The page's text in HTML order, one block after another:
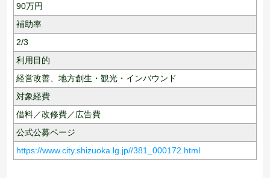
90万円
補助率
2/3
利用目的
経営改善、 地方創生・観光・インバウンド
対象経費
借料／改修費／広告費
公式公募ページ
https://www.city.shizuoka.lg.jp//381_000172.html